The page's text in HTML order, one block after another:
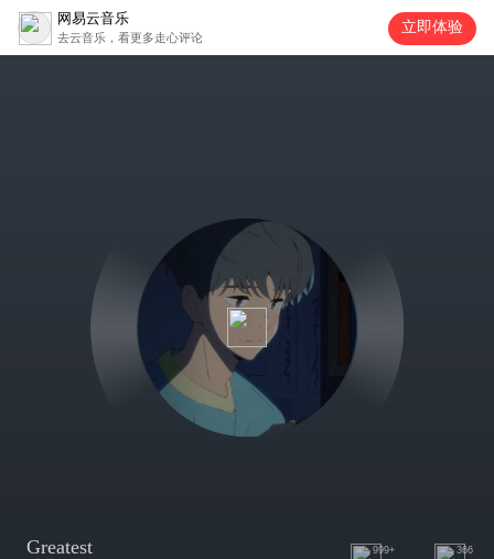
网易云音乐
去云音乐，看更多走心评论
立即体验
Greatest 999+ 366